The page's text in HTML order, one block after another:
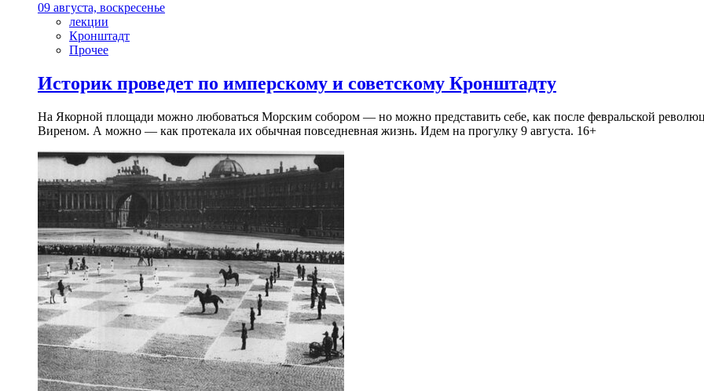
09 августа, воскресенье
лекции
Кронштадт
Прочее
Историк проведет по имперскому и советскому Кронштадту
На Якорной площади можно любоваться Морским собором — но можно представить себе, как после февральской
Виреном. А можно — как протекала их обычная повседневная жизнь. Идем на прогулку 9 августа. 16+